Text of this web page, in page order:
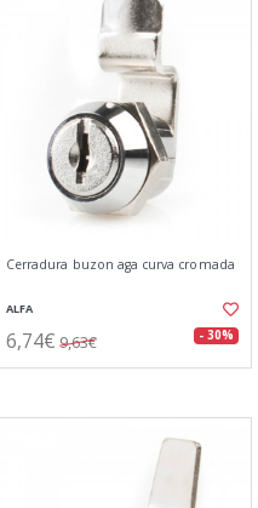
Cerradura buzon aga curva cromada
ALFA
6,74€ 9,63€ - 30%